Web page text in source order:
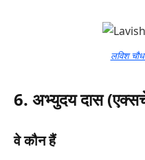
लविश
6. अभ्युदय दास
वे कौन हैं